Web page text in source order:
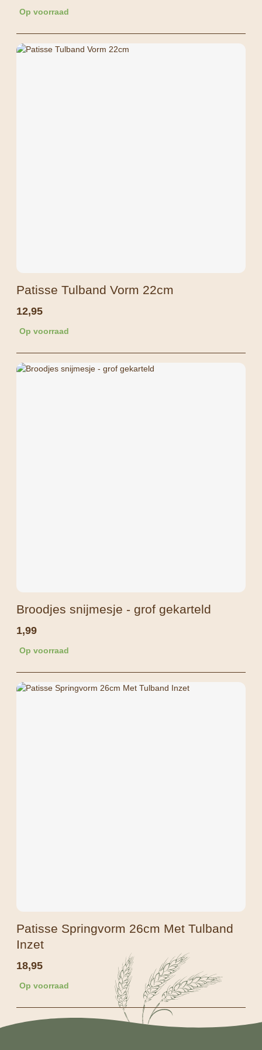
Op voorraad
Patisse Tulband Vorm 22cm
12,95
Op voorraad
Broodjes snijmesje - grof gekarteld
1,99
Op voorraad
Patisse Springvorm 26cm Met Tulband
Inzet
18,95
Op voorraad